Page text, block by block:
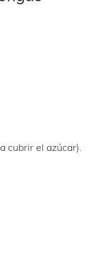
cubrir el azúcar).